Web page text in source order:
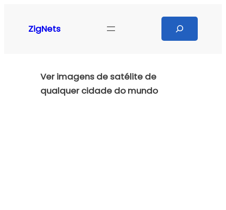
ZigNets
Ver imagens de satélite de
qualquer cidade do mundo